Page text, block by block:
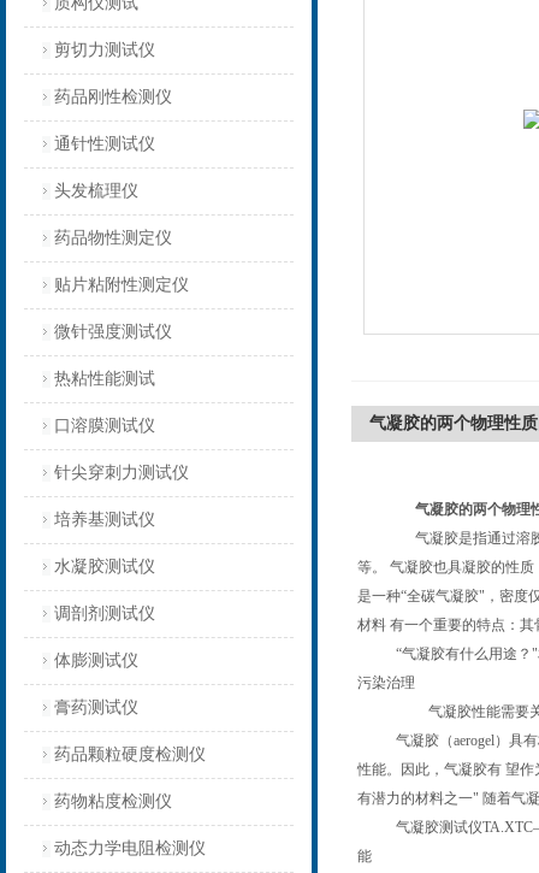
剪切力测试仪
药品刚性检测仪
通针性测试仪
头发梳理仪
药品物性测定仪
贴片粘附性测定仪
微针强度测试仪
热粘性能测试
口溶膜测试仪
针尖穿刺力测试仪
培养基测试仪
水凝胶测试仪
调剖剂测试仪
体膨测试仪
膏药测试仪
药品颗粒硬度检测仪
药物粘度检测仪
动态力学电阻检测仪
气凝胶的两个物理性质
气凝胶的两个物理
气凝胶是指通过溶
等。
气凝胶也具凝胶的性质
是一种“全碳气凝胶" ，密度
材料 有一个重要的特点：
“气凝胶有什么用途？ "
污染治理
气凝胶性能需要
气凝胶（aerogel）具
性能。因此，气凝胶有 望
有潜力的材料之一" 随着气
气凝胶测试仪
能